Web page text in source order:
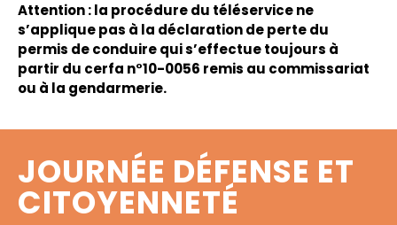
Attention : la procédure du téléservice ne
s’applique pas à la déclaration de perte du
permis de conduire qui s’effectue toujours à
partir du cerfa n°10-0056 remis au commissariat
ou à la gendarmerie.
JOURNÉE DÉFENSE ET
CITOYENNETÉ